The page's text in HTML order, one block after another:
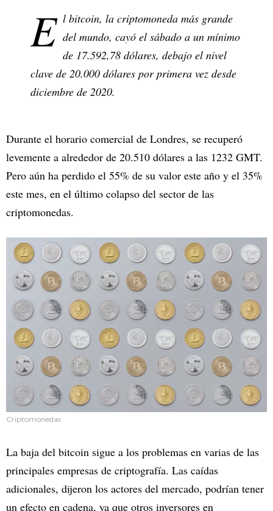
E l bitcoin, la criptomoneda más grande
del mundo, cayó el sábado a un mínimo
de 17.592,78 dólares, debajo el nivel
clave de 20.000 dólares por primera vez desde
diciembre de 2020.
Durante el horario comercial de Londres, se recuperó
levemente a alrededor de 20.510 dólares a las 1232 GMT.
Pero aún ha perdido el 55% de su valor este año y el 35%
este mes, en el último colapso del sector de las
criptomonedas.
Criptomonedas
La baja del bitcoin sigue a los problemas en varias de las
principales empresas de criptografía. Las caídas
adicionales, dijeron los actores del mercado, podrían tener
un efecto en cadena, ya que otros inversores en